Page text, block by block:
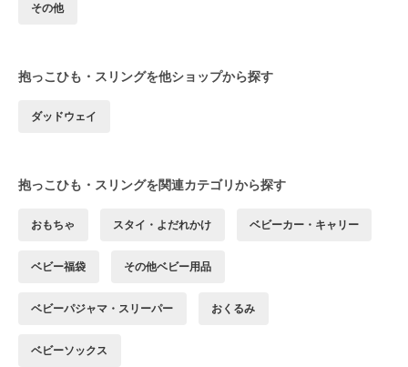
その他
抱っこひも・スリングを他ショップから探す
ダッドウェイ
抱っこひも・スリングを関連カテゴリから探す
おもちゃ スタイ・よだれかけ ベビーカー・キャリー
ベビー福袋 その他ベビー用品
ベビーパジャマ・スリーパー おくるみ
ベビーソックス